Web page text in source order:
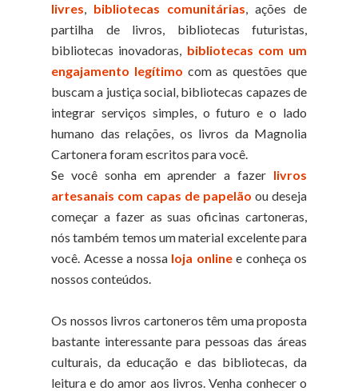
livres, bibliotecas comunitárias, ações de
partilha de livros, bibliotecas futuristas,
bibliotecas inovadoras, bibliotecas com um
engajamento legítimo com as questões que
buscam a justiça social, bibliotecas capazes de
integrar serviços simples, o futuro e o lado
humano das relações, os livros da Magnolia
Cartonera foram escritos para você.
Se você sonha em aprender a fazer livros
artesanais com capas de papelão ou deseja
começar a fazer as suas oficinas cartoneras,
nós também temos um material excelente para
você. Acesse a nossa loja onlinee conheça os
nossos conteúdos.
Os nossos livros cartoneros têm uma proposta
bastante interessante para pessoas das áreas
culturais, da educação e das bibliotecas, da
leitura e do amor aos livros. Venha conhecer o